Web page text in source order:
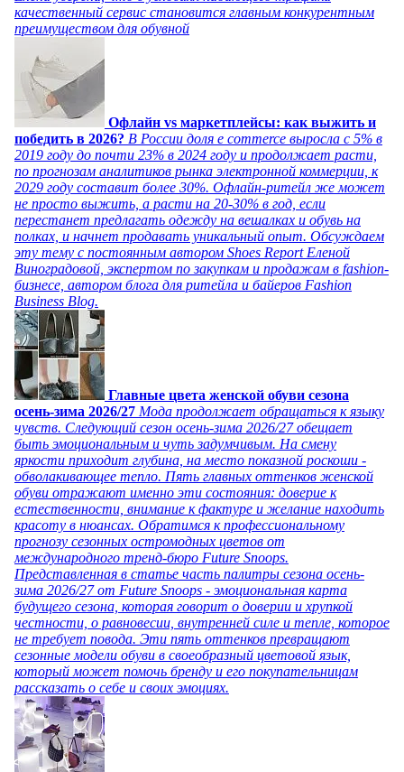
качественный сервис становится главным конкурентным
преимуществом для обувной
Офлайн vs маркетплейсы: как выжить и
победить в 2026? В России доля e commerce выросла с 5% в
2019 году до почти 23% в 2024 году и продолжает расти,
по прогнозам аналитиков рынка электронной коммерции, к
2029 году составит более 30%. Офлайн-ритейл же может
не просто выжить, а расти на 20-30% в год, если
перестанет предлагать одежду на вешалках и обувь на
полках, и начнет продавать уникальный опыт. Обсуждаем
эту тему с постоянным автором Shoes Report Еленой
Виноградовой, экспертом по закупкам и продажам в fashion-
бизнесе, автором блога для ритейла и байеров Fashion
Business Blog.
Главные цвета женской обуви сезона
осень-зима 2026/27 Мода продолжает обращаться к языку
чувств. Следующий сезон осень-зима 2026/27 обещает
быть эмоциональным и чуть задумчивым. На смену
яркости приходит глубина, на место показной роскоши -
обволакивающее тепло. Пять главных оттенков женской
обуви отражают именно эти состояния: доверие к
естественности, внимание к фактуре и желание находить
красоту в нюансах. Обратимся к профессиональному
прогнозу сезонных остромодных цветов от
международного тренд-бюро Future Snoops.
Представленная в статье часть палитры сезона осень-
зима 2026/27 от Future Snoops - эмоциональная карта
будущего сезона, которая говорит о доверии и хрупкой
честности, о равновесии, внутренней силе и тепле, которое
не требует повода. Эти пять оттенков превращают
сезонные модели обуви в своеобразный цветовой язык,
который может помочь бренду и его покупательницам
рассказать о себе и своих эмоциях.